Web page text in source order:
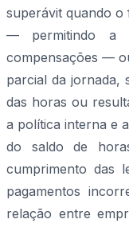
superávit quando
— permitindo a
compensações —
parcial da jornada,
das horas ou
a política interna e
do saldo de
cumprimento das
pagamentos
relação entre